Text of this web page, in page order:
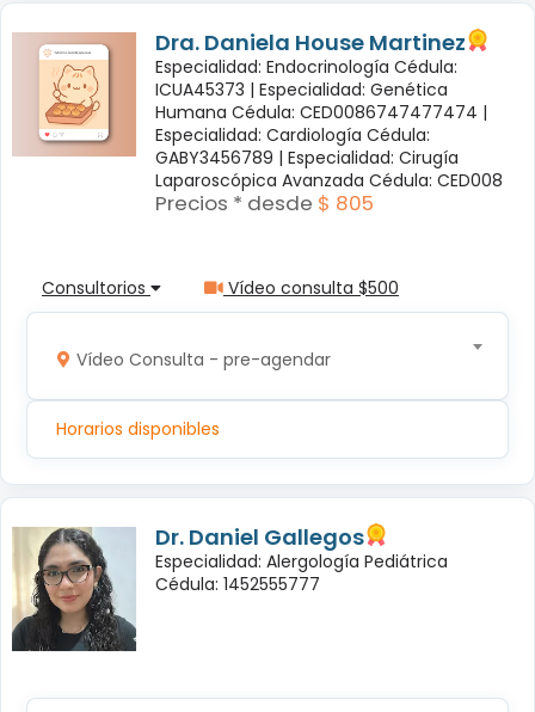
Dra. Daniela House Martinez
Especialidad: Endocrinología Cédula:
ICUA45373 | Especialidad: Genética
Humana Cédula: CED0086747477474 |
Especialidad: Cardiología Cédula:
GABY3456789 | Especialidad: Cirugía
Laparoscópica Avanzada Cédula: CED008
Precios * desde $ 805
Consultorios Vídeo consulta $500
Vídeo Consulta - pre-agendar
Horarios disponibles
Dr. Daniel Gallegos
Especialidad: Alergología Pediátrica
Cédula: 1452555777